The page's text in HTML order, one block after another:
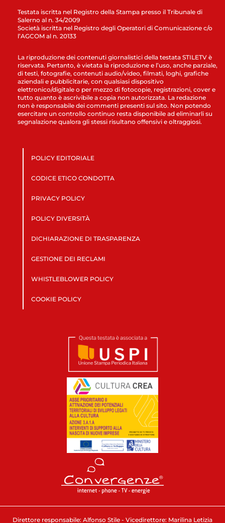
Testata iscritta nel Registro della Stampa presso il Tribunale di
Salerno al n. 34/2009
Società iscritta nel Registro degli Operatori di Comunicazione c/o
l’AGCOM al n. 20133
La riproduzione dei contenuti giornalistici della testata STILETV è
riservata. Pertanto, è vietata la riproduzione e l’uso, anche parziale,
di testi, fotografie, contenuti audio/video, filmati, loghi, grafiche
aziendali e pubblicitarie, con qualsiasi dispositivo
elettronico/digitale o per mezzo di fotocopie, registrazioni, cover e
tutto quanto è ascrivibile a copia non autorizzata. La redazione
non è responsabile dei commenti presenti sul sito. Non potendo
esercitare un controllo continuo resta disponibile ad eliminarli su
segnalazione qualora gli stessi risultano offensivi e oltraggiosi.
POLICY EDITORIALE
CODICE ETICO CONDOTTA
PRIVACY POLICY
POLICY DIVERSITÀ
DICHIARAZIONE DI TRASPARENZA
GESTIONE DEI RECLAMI
WHISTLEBLOWER POLICY
COOKIE POLICY
Direttore responsabile: Alfonso Stile - Vicedirettore: Marilina Letizia